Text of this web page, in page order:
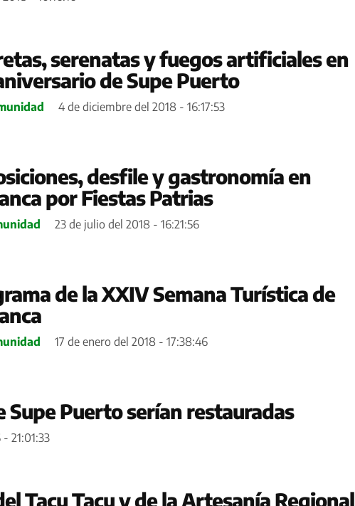
serenatas y fuegos artificiales en
de Supe Puerto
4 de diciembre del 2018 - 16:17:53
desfile y gastronomía en
por Fiestas Patrias
23 de julio del 2018 - 16:21:56
de la XXIV Semana Turística de
17 de enero del 2018 - 17:38:46
Supe Puerto serían restauradas
21:01:33
Tacu Tacu y de la Artesanía Regional